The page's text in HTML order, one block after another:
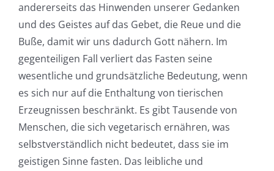
andererseits das Hinwenden unserer Gedanken
und des Geistes auf das Gebet, die Reue und die
Buße, damit wir uns dadurch Gott nähern. Im
gegenteiligen Fall verliert das Fasten seine
wesentliche und grundsätzliche Bedeutung, wenn
es sich nur auf die Enthaltung von tierischen
Erzeugnissen beschränkt. Es gibt Tausende von
Menschen, die sich vegetarisch ernähren, was
selbstverständlich nicht bedeutet, dass sie im
geistigen Sinne fasten. Das leibliche und